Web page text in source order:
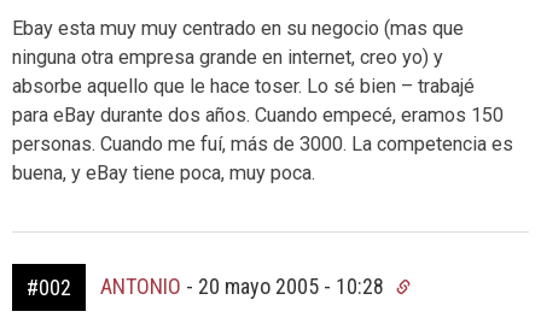
Ebay esta muy muy centrado en su negocio (mas que
ninguna otra empresa grande en internet, creo yo) y
absorbe aquello que le hace toser. Lo sé bien – trabajé
para eBay durante dos años. Cuando empecé, eramos 150
personas. Cuando me fuí, más de 3000. La competencia es
buena, y eBay tiene poca, muy poca.
#002 ANTONIO - 20 mayo 2005 - 10:28